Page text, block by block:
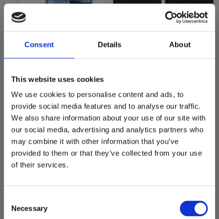
Consent Details About
This website uses cookies
We use cookies to personalise content and ads, to
provide social media features and to analyse our traffic.
We also share information about your use of our site with
our social media, advertising and analytics partners who
may combine it with other information that you’ve
provided to them or that they’ve collected from your use
of their services.
Selection
Necessary
Iceland Pro Galaxy S22+,
Clear (ECO)
239KR
Lägg till i favoriter
Oslo Galaxy S22+, Black
Lägg
KÖP